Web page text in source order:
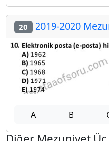
20 2019-2020
A B